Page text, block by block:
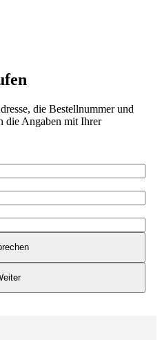
die Bestellnummer und
die Angaben mit Ihrer